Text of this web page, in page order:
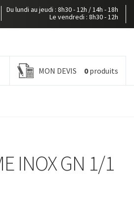
Du lundi au jeudi : 8h30 - 12h / 14h - 18h
Le vendredi : 8h30 - 12h
0produits
MON DEVIS
INOX GN 1/1